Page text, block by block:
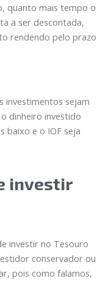
quanto mais tempo o
a ser descontada,
rendendo pelo prazo
investimentos sejam
dinheiro investido
baixo e o IOF seja
investir
investir no Tesouro
conservador ou
pois como falamos,